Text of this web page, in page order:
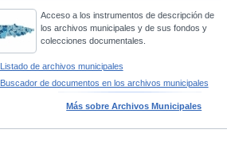
Acceso a los instrumentos de descripción de
los archivos municipales y de sus fondos y
colecciones documentales.
Listado de archivos municipales
Buscador de documentos en los archivos municipales
Más sobre Archivos Municipales